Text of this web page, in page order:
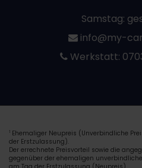
Samstag:
info@my-
Werkstatt:
1 Ehemaliger Neupreis (Unverbindliche
der Erstzulassung).
Der errechnete Preisvorteil sowie die
gegenüber der ehemaligen